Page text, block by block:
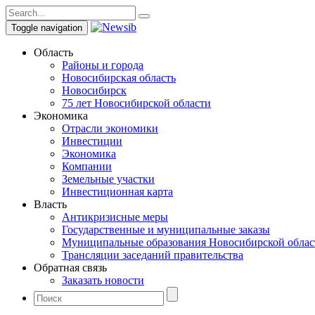
Toggle navigation
Область
Районы и города
Новосибирская область
Новосибирск
75 лет Новосибирской области
Экономика
Отрасли экономики
Инвестиции
Экономика
Компании
Земельные участки
Инвестиционная карта
Власть
Антикризисные меры
Государственные и муниципальные заказы
Муниципальные образования Новосибирской
Трансляции заседаний правительства
Обратная связь
Заказать новости